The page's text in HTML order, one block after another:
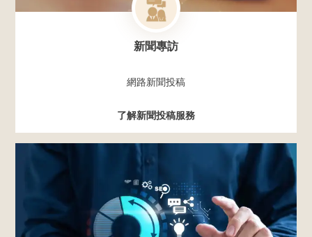
新聞專訪
網路新聞投稿
了解新聞投稿服務